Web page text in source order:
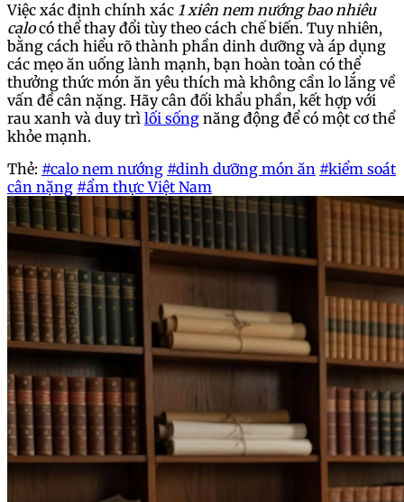
Việc xác định chính xác 1 xiên nem nướng bao nhiêu
calocó thể thay đổi tùy theo cách chế biến. Tuy nhiên,
bằng cách hiểu rõ thành phần dinh dưỡng và áp dụng
các mẹo ăn uống lành mạnh, bạn hoàn toàn có thể
thưởng thức món ăn yêu thích mà không cần lo lắng về
vấn đề cân nặng. Hãy cân đối khẩu phần, kết hợp với
rau xanh và duy trì lối sống năng động để có một cơ thể
khỏe mạnh.
Thẻ: #calo nem nướng #dinh dưỡng món ăn #kiểm soát
cân nặng #ẩm thực Việt Nam